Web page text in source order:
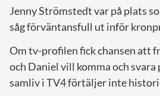
Jenny Strömstedt var på plats
såg förväntansfull ut inför
Om tv-profilen fick chansen att
och Daniel vill komma och svara
samliv i TV4 förtäljer inte